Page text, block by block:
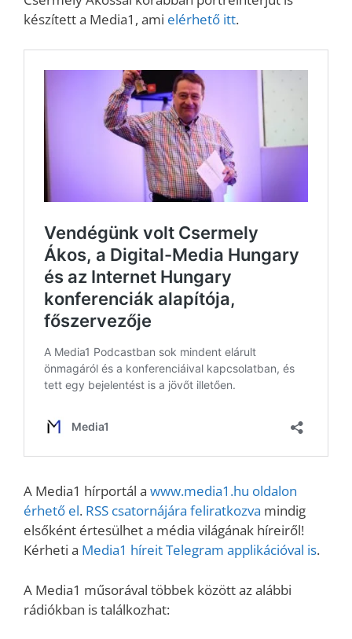
készített a Media1, ami elérhető itt.
A Media1 hírportál a www.media1.hu oldalon
érhető el. RSS csatornájára feliratkozva mindig
elsőként értesülhet a média világának híreiről!
Kérheti a Media1 híreit Telegram applikációval is.
A Media1 műsorával többek között az alábbi
rádiókban is találkozhat: